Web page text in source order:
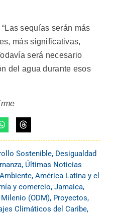
sequías serán más
más significativas,
será necesario
del agua durante esos
Sostenible, Desigualdad
, Últimas Noticias
Ambiente, América Latina y el
y comercio, Jamaica,
(ODM), Proyectos,
Climáticos del Caribe,